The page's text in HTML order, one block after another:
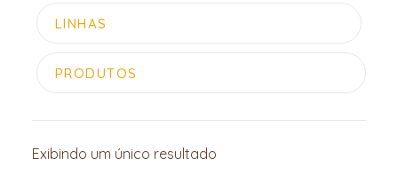
Exibindo um único resultado